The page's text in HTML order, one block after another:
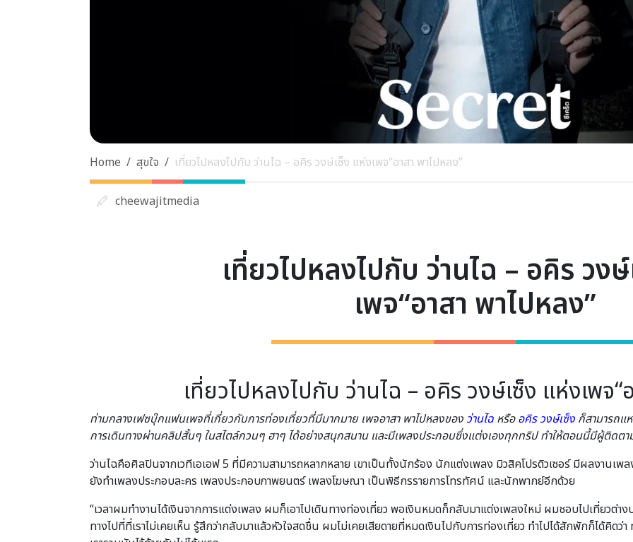
Home สุขใจ เที่ยวไปหลงไปกับ ว่านไฉ – อคิร วงษ์เซ็ง แห่งเพจ“อาสา พาไปหลง”
cheewajitmedia
เที่ยวไปหลงไปกับ ว่านไฉ – อคิร วง
เพจ“อาสา พาไปหลง”
เที่ยวไปหลงไปกับ ว่านไฉ – อคิร วงษ์เซ็ง แห่งเพจ“
ท่ามกลางเฟซบุ๊กแฟนเพจที่เกี่ยวกับการท่องเที่ยวที่มีมากมาย เพจอาสา พาไปหลงของ ว่านไฉ หรืออคิร วงษ์เซ็ง ก็สามารถแ
การเดินทางผ่านคลิปสั้นๆ ในสไตล์กวนๆ ฮาๆ ได้อย่างสนุกสนาน และมีเพลงประกอบซึ่งแต่งเองทุกทริป ทำให้ตอนนี้มีผู้ติดต
ว่านไฉคือศิลปินจากเวทีเอเอฟ 5 ที่มีความสามารถหลากหลาย เขาเป็นทั้งนักร้อง นักแต่งเพลง มิวสิคโปรดิวเซอร์ มีผลงาน
ยังทำเพลงประกอบละคร เพลงประกอบภาพยนตร์ เพลงโฆษณา เป็นพิธีกรรายการโทรทัศน์ และนักพากย์อีกด้วย
“เวลาผมทำงานได้เงินจากการแต่งเพลง ผมก็เอาไปเดินทางท่องเที่ยว พอเงินหมดก็กลับมาแต่งเพลงใหม่ ผมชอบไปเที่ยวต่าง
ทางไปที่ที่เราไม่เคยเห็น รู้สึกว่ากลับมาแล้วหัวใจสดชื่น ผมไม่เคยเสียดายที่หมดเงินไปกับการท่องเที่ยว ทำไปได้สักพักก็ได้คิดว่า